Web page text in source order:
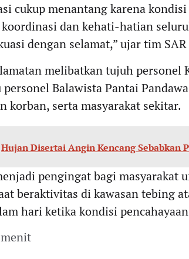
cukup menantang karena
dan kehati-hatian
dengan selamat,” ujar tim
melibatkan tujuh personel
personel Balawista Pantai
korban, serta masyarakat sekitar.
Hujan Disertai Angin Kencang Sebabkan
pengingat bagi masyarakat
beraktivitas di kawasan tebing
hari ketika kondisi